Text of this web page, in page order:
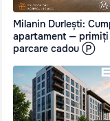
Milanin Durlești:
apartament — primiți
parcare cadou Ⓟ